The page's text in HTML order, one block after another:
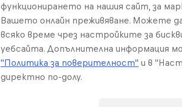
функционирането на нашия сайт, за
Вашето онлайн преживяване. Можете
всяко време чрез настройките за
уебсайта. Допълнителна информация
"Политика за поверителност" и в
директно по-долу.